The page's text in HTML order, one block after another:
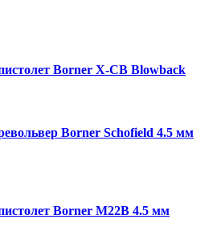
Borner X-CB Blowback
Borner Schofield 4.5 мм
Borner M22B 4.5 мм